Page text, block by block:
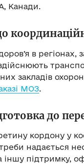
Канади.
в регіонах,
закладів
МОЗ.
до
кордону у
надається
іншу підтримку,